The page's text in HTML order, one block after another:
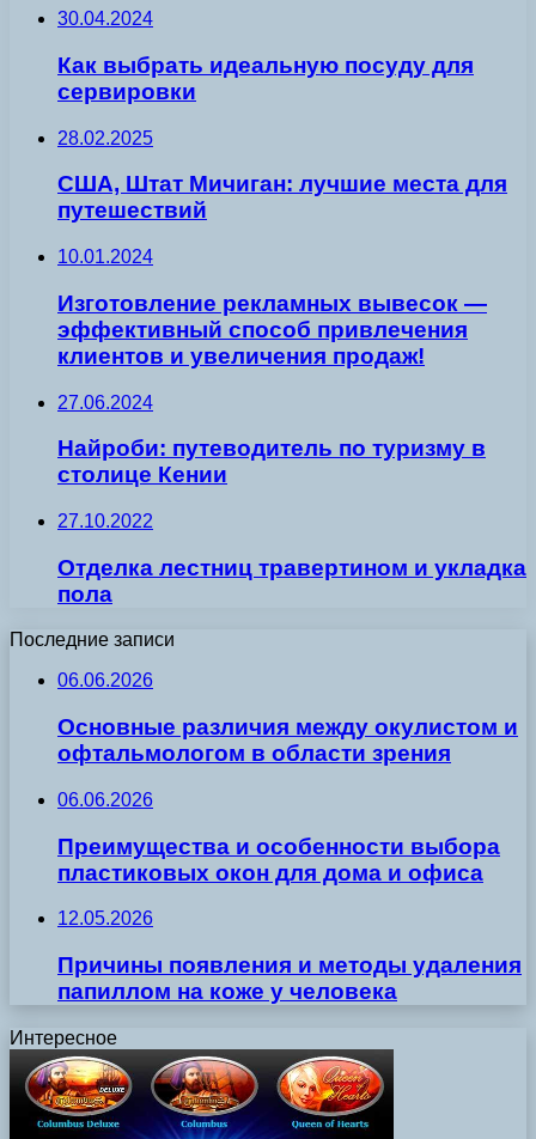
30.04.2024
Как выбрать идеальную посуду для
сервировки
28.02.2025
США, Штат Мичиган: лучшие места для
путешествий
10.01.2024
Изготовление рекламных вывесок —
эффективный способ привлечения
клиентов и увеличения продаж!
27.06.2024
Найроби: путеводитель по туризму в
столице Кении
27.10.2022
Отделка лестниц травертином и укладка
пола
Последние записи
06.06.2026
Основные различия между окулистом и
офтальмологом в области зрения
06.06.2026
Преимущества и особенности выбора
пластиковых окон для дома и офиса
12.05.2026
Причины появления и методы удаления
папиллом на коже у человека
Интересное